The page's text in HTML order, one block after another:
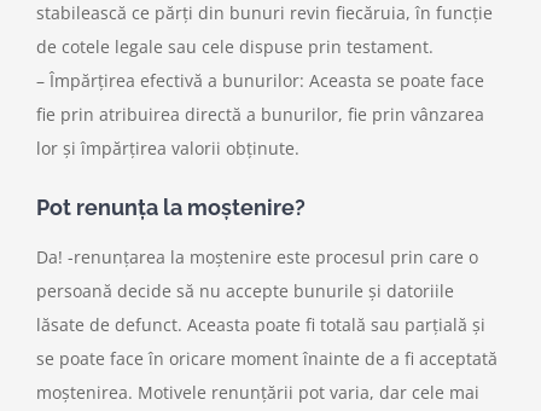
stabilească ce părți din bunuri revin fiecăruia, în funcție
de cotele legale sau cele dispuse prin testament.
– Împărțirea efectivă a bunurilor: Aceasta se poate face
fie prin atribuirea directă a bunurilor, fie prin vânzarea
lor și împărțirea valorii obținute.
Pot renunța la moștenire?
Da! -renunțarea la moștenire este procesul prin care o
persoană decide să nu accepte bunurile și datoriile
lăsate de defunct. Aceasta poate fi totală sau parțială și
se poate face în oricare moment înainte de a fi acceptată
moștenirea. Motivele renunțării pot varia, dar cele mai